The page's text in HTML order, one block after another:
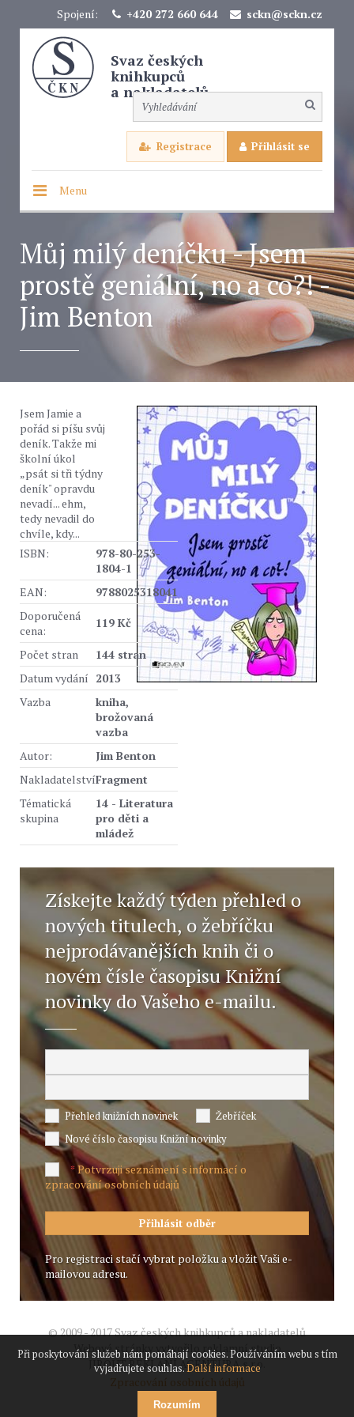
Spojení: +420 272 660 644 sckn@sckn.cz
Svaz českých
knihkupců
a nakladatelů
Registrace Přihlásit se
Menu
Můj milý deníčku - Jsem
prostě geniální, no a co?! -
Jim Benton
Jsem Jamie a
pořád si píšu svůj
deník. Takže mi
školní úkol
„psát si tři týdny
deník" opravdu
nevadí... ehm,
tedy nevadil do
chvíle, kdy...
ISBN:
978-80-253-
1804-1
EAN:
9788025318041
Doporučená
cena:
119 Kč
Počet stran
144 stran
Datum vydání 2013
Vazba
kniha,
brožovaná
vazba
Autor:
Jim Benton
NakladatelstvíFragment
Tématická
skupina
14 - Literatura
pro děti a
mládež
Získejte každý týden přehled o
nových titulech, o žebříčku
nejprodávanějších knih či o
novém čísle časopisu Knižní
novinky do Vašeho e-mailu.
Přehled knižních novinek
Žebříček
Nové číslo časopisu Knižní novinky
*Potvrzuji seznámení s informací o
zpracování osobních údajů
Pro registraci stačí vybrat položku a vložit Vaši e-
mailovou adresu.
© 2009 - 2017 Svaz českých knihkupců a nakladatelů
Webové stránky vytvořilo reklamní studio
JIROUT REKLANÍ AGENTURA s.r.o.
Zpracování osobních údajů
Při poskytování služeb nám pomáhají cookies. Používáním webu s tím
vyjadřujete souhlas.Další informace
Rozumím